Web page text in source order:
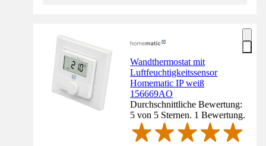
Wandthermostat mit
Luftfeuchtigkeitssensor
Homematic IP weiß
156669AO
Durchschnittliche Bewertung:
5 von 5 Sternen. 1 Bewertung.